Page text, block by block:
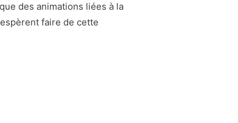
des animations liées à la
faire de cette